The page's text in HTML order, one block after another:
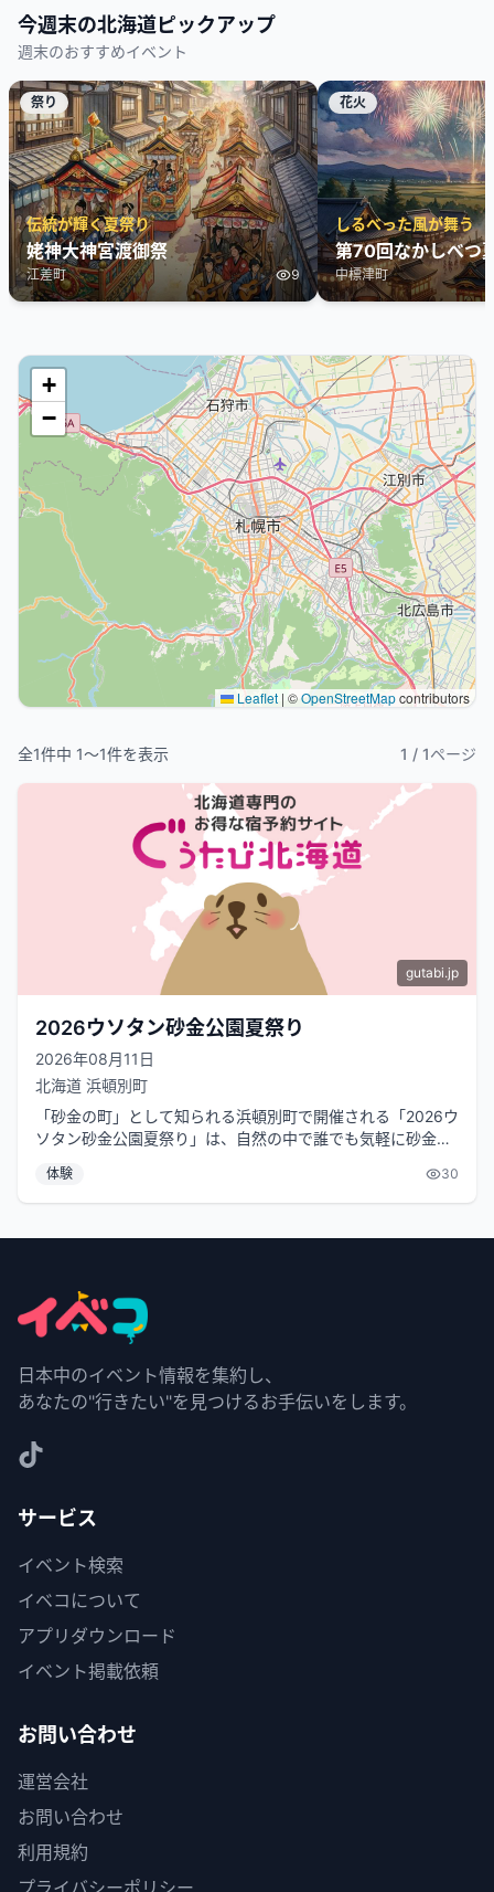
今週末の北海道 ピックアップ
週末のおすすめイベント
祭り
伝統が輝く夏祭り
姥神大神宮渡御祭
江差町 9
花火
しるべった風が舞う
第70回なかしべつ
中標津町
+
−
Leaflet | ©OpenStreetMapcontributors
全1件中 1〜1件を表示 1 / 1ページ
gutabi.jp
2026ウソタン砂金公園夏祭り
2026年08月11日
北海道 浜頓別町
「砂金の町」として知られる浜頓別町で開催される「2026ウ
ソタン砂金公園夏祭り」は、自然の中で誰でも気軽に砂金堀
体験 30
日本中のイベント情報を集約し、
あなたの"行きたい"を見つけるお手伝いをします。
サービス
イベント検索
イベコについて
アプリダウンロード
イベント掲載依頼
お問い合わせ
運営会社
お問い合わせ
利用規約
プライバシーポリシー